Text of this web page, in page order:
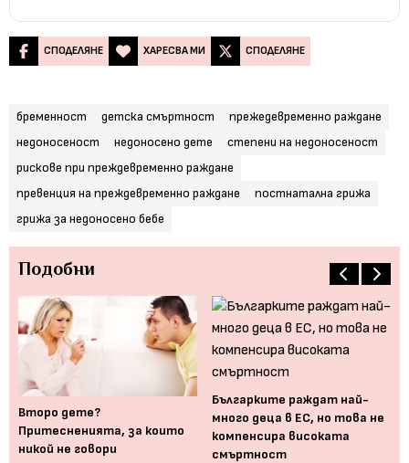
СПОДЕЛЯНЕ ХАРЕСВА МИ СПОДЕЛЯНЕ
бременност детска смъртност
прежедевременно раждане
недоносеност
недоносено дете
степени на недоносеност
рискове при преждевременно раждане
превенция на преждевременно раждане
постнатална грижа
грижа за недоносено бебе
Подобни
Второ дете?
Притесненията, за които
никой не говори
Българките раждат най-
много деца в ЕС, но това не
компенсира високата
смъртност